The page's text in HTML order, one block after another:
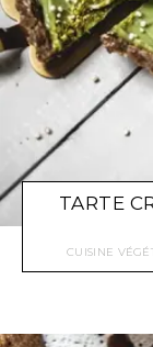
TARTE
CUISINE